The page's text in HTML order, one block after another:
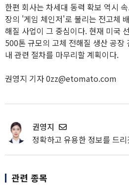
한편 회사는 차세대 동력 확보 역시
장의 '게임 체인저'로 불리는 전고체
해질 사업이 그 중심이다. 현재 미국
500톤 규모의 고체 전해질 생산 공장
내 관련 절차를 마무리할 계획이다.
권영지 기자 0zz@etomato.com
권영지
정확하고 유용한 정보를 드
관련 종목